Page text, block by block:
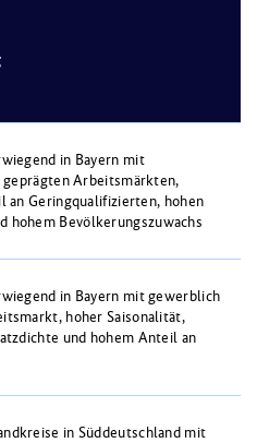
in Bayern mit
Arbeitsmärkten,
an Geringqualifizierten, hohen
hohem Bevölkerungszuwachs
in Bayern mit gewerblich
hoher Saisonalität,
und hohem Anteil an
in Süddeutschland mit